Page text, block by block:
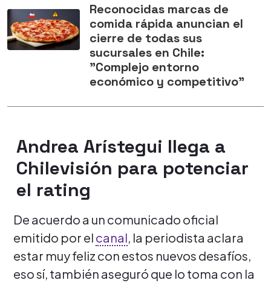
Reconocidas marcas de
comida rápida anuncian el
cierre de todas sus
sucursales en Chile:
"Complejo entorno
económico y competitivo"
Andrea Arístegui llega a
Chilevisión para potenciar
el rating
De acuerdo a un comunicado oficial
emitido por el canal, la periodista aclara
estar muy feliz con estos nuevos desafíos,
eso sí, también aseguró que lo toma con la